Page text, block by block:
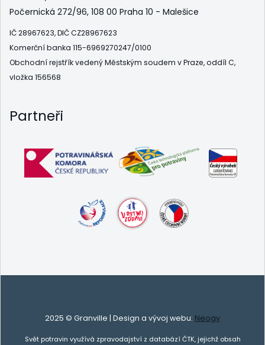
Počernická 272/96, 108 00 Praha 10 - Malešice
IČ 28967623, DIČ CZ28967623
Komerční banka 115-6969270247/0100
Obchodní rejstřík vedený Městským soudem v Praze, oddíl C,
vložka 156568
Partneři
2025 © Granville | Design a vývoj webu: Neogy
Svět potravin využívá zpravodajství z databází ČTK, jejichž obsah